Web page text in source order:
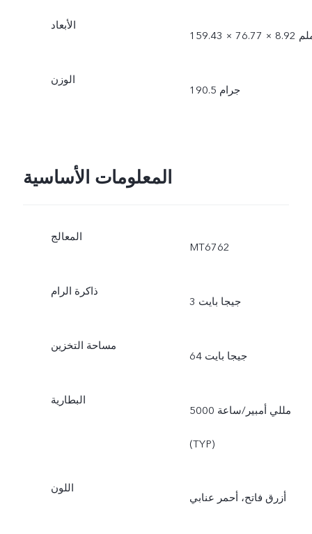
الأبعاد
76.77 × 8.92 ملم
الوزن
190.5 جرام
المعلومات الأساسية
المعالج
MT6762
ذاكرة الرام
3 جيجا بايت
مساحة التخزين
64 جيجا بايت
البطارية
5000 مللي أمبير/ساعة
(TYP)
اللون
أزرق فاتح، أحمر عنابي